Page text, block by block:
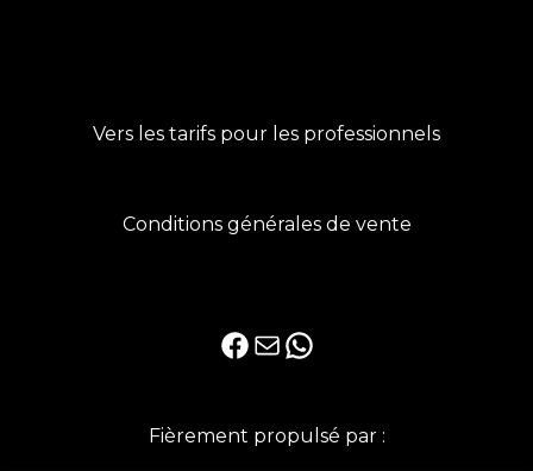
Vers les tarifs pour les professionnels
Conditions générales de vente
Facebook
E-mailWhatsApp
Fièrement propulsé par :